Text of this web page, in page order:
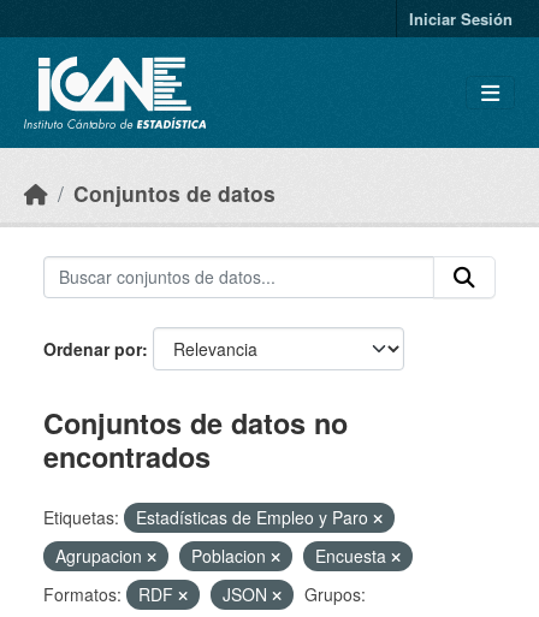
Iniciar Sesión
Conjuntos de datos
Ordenar por
Conjuntos de datos no
encontrados
Etiquetas:
Estadísticas de Empleo y Paro
Agrupacion
Poblacion
Encuesta
Formatos:
RDF JSON
Grupos: